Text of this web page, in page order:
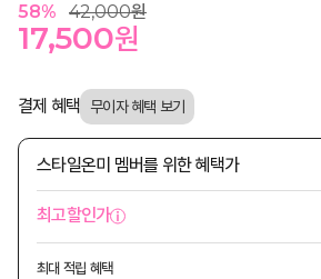
58% 42,000원
17,500원
결제 혜택
스타일온미 멤버를 위한 혜택가
최고할인가
최대 적립 혜택